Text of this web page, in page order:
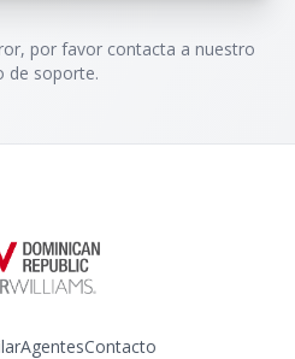
por favor contacta a nuestro
de soporte.
AgentesContacto